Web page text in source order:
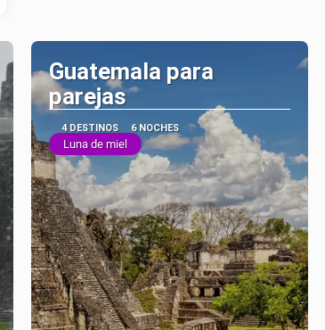
Guatemala para
parejas
4 DESTINOS 6 NOCHES
Luna de miel